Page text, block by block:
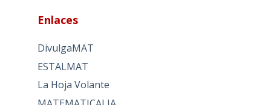
Enlaces
DivulgaMAT
ESTALMAT
La Hoja Volante